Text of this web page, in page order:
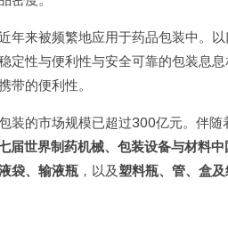
年来被频繁地应用于药品包装中。
性与便利性与安全可靠的包装息息
带的便利性。
的市场规模已超过300亿元。伴
届世界制药机械、包装设备与材料
袋、输液瓶 ，以及塑料瓶、管、盒